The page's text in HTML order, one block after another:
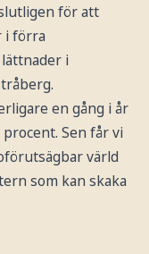
för att
i förra
i
en gång i år
Sen får vi
värld
som kan skaka